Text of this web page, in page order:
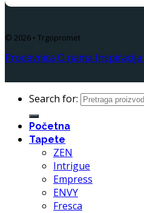
© 2026 • Trgopromet
Prodavnica O nama Inspiracija
Search for:
Početna
Tapete
ZEN
Intrigue
Empress
ENVY
Fresca